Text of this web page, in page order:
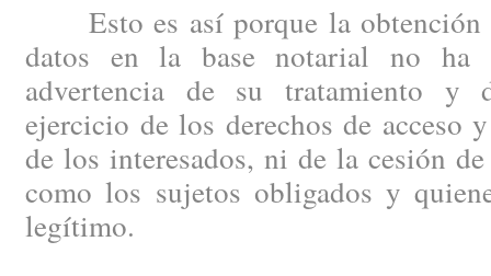
Esto es así porque la obtención
datos en la base notarial no ha
advertencia de su tratamiento
ejercicio de los derechos de acceso
de los interesados, ni de la cesión
como los sujetos obligados y
legítimo.